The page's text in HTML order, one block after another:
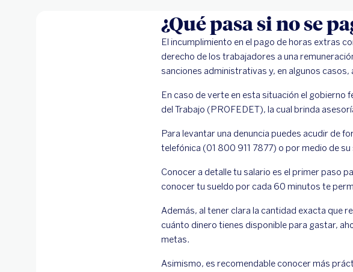
¿Qué pasa si no se
El incumplimiento en el pago de horas extras
derecho de los trabajadores a una
sanciones administrativas y, en algunos casos,
En caso de verte en esta situación el gobierno
del Trabajo (PROFEDET), la cual brinda
Para levantar una denuncia puedes acudir de
telefónica (01 800 911 7877) o por medio de su
Conocer a detalle tu salario es el primer paso
conocer tu sueldo por cada 60 minutos te
Además, al tener clara la cantidad exacta que
cuánto dinero tienes disponible para gastar,
metas.
Asimismo, es recomendable conocer más